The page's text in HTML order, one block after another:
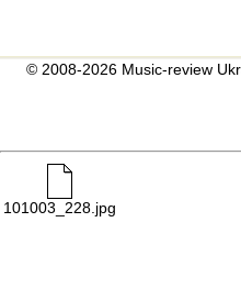
© 2008-2026 Music-review
101003_228.jpg